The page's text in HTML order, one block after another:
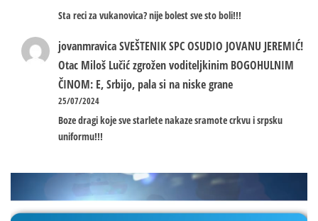
Sta reci za vukanovica? nije bolest sve sto boli!!!
jovanmravicaSVEŠTENIK SPC OSUDIO JOVANU JEREMIĆ!
Otac Miloš Lučić zgrožen voditeljkinim BOGOHULNIM
ČINOM: E, Srbijo, pala si na niske grane
25/07/2024
Boze dragi koje sve starlete nakaze sramote crkvu i srpsku
uniformu!!!